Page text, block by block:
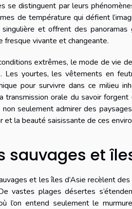
se distinguent par leurs
de température qui défient
et offrent des
fresque vivante et changeante.
extrêmes, le mode de vie
Les yourtes, les vêtements en
pour survivre dans ce milieu
transmission orale du savoir
non seulement admirer des
et la beauté saisissante de ces
sauvages et
et les îles d’Asie recèlent
vastes plages désertes
l’on entend seulement le